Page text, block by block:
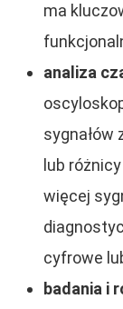
ma
analiza
sygnałów
lub
więcej
cyfrowe
badania i